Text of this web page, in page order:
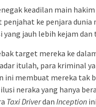
keadilan main
ke penjara dunia
yang jauh lebih kejam
target mereka ke
itulah, para kriminal
ini membuat mereka tak
neraka yang hanya
Taxi Driverdan Inception